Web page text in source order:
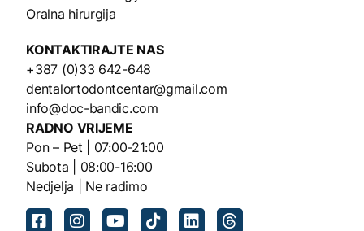
Oralna hirurgija
KONTAKTIRAJTE NAS
+387 (0)33 642-648
dentalortodontcentar@gmail.com
info@doc-bandic.com
RADNO VRIJEME
Pon – Pet | 07:00-21:00
Subota | 08:00-16:00
Nedjelja | Ne radimo